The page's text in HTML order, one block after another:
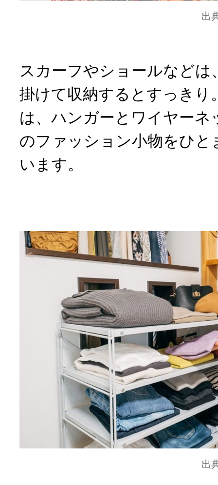
出
スカーフやショールなどは
掛けて収納するとすっきり
は、ハンガーとワイヤーネ
のファッション小物をひと
います。
出